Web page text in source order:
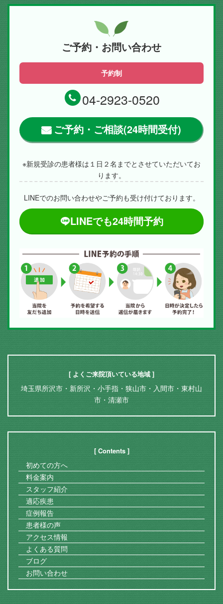
ご予約・お問い合わせ
予約制
04-2923-0520
ご予約・ご相談(24時間受付)
※新規受診の患者様は１日２名までとさせていただいてお
ります。
LINEでのお問い合わせやご予約も受け付けております。
LINEでも24時間予約
[ よくご来院頂いている地域 ]
埼玉県所沢市・新所沢・小手指・狭山市・入間市・東村山
市・清瀬市
[ Contents ]
初めての方へ
料金案内
スタッフ紹介
適応疾患
症例報告
患者様の声
アクセス情報
よくある質問
ブログ
お問い合わせ